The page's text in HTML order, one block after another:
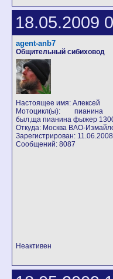
18.05.2009
agent-anb7
Общительный сибиховод
Настоящее имя: Алексей
Мотоцикл(ы): пианина
был,ща пианина фыжер
Откуда: Москва ВАО-
Зарегистрирован: 11.06.2008
Сообщений: 8087
Неактивен